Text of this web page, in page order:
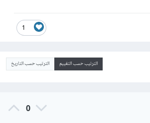
1
الترتيب حسب التقييم الترتيب حسب التاريخ
0